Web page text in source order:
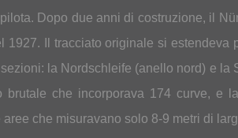
Dopo due anni di costruzione, il
1927. Il tracciato originale si estendeva
la Nordschleife (anello nord) e la
brutale che incorporava 174 curve, e
che misuravano solo 8-9 metri di